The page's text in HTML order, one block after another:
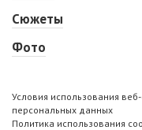
Сюжеты
Фото
Условия использования
персональных данных
Политика использования